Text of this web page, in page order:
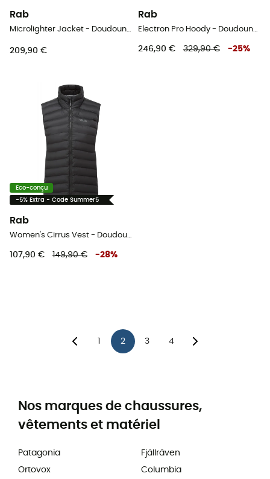
Rab
Microlighter Jacket - Doudoune homme
209,90 €
Rab
Electron Pro Hoody - Doudoune femme
246,90 € 329,90 € -25%
Eco-conçu
-5% Extra - Code Summer5
Rab
Women's Cirrus Vest - Doudoune sans manches femme
107,90 € 149,90 € -28%
2 3 4
Nos marques de chaussures,
vêtements et matériel
Patagonia
Ortovox
Fjällräven
Columbia